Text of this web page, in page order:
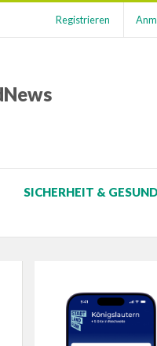
Registrieren
SICHERHEIT &